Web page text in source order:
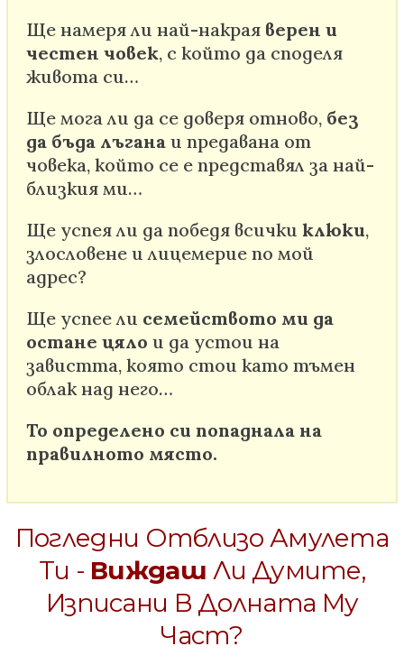
Ще намеря ли най-накрая верен и
честен човек, с който да споделя
живота си…
Ще мога ли да се доверя отново, без
да бъда лъгана и предавана от
човека, който се е представял за най-
близкия ми…
Ще успея ли да победя всички клюки,
злословене и лицемерие по мой
адрес?
Ще успее ли семейството ми да
остане цяло и да устои на
завистта, която стои като тъмен
облак над него…
То определено си попаднала на
правилното място.
Погледни Отблизо Амулета
Ти - ВиждашЛи Думите,
Изписани В Долната Му
Част?